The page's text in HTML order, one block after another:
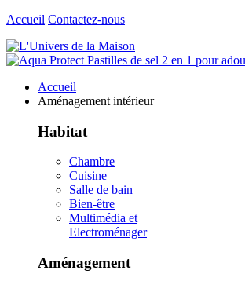
Accueil Contactez-nous
Accueil
Aménagement intérieur
Habitat
Chambre
Cuisine
Salle de bain
Bien-être
Multimédia et
Electroménager
Aménagement